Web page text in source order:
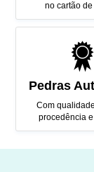
no cartão
Pedras
Com
procedência